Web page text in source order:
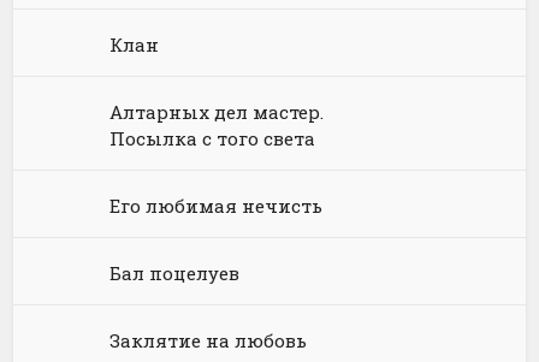
Языкознание
Социальная фантастика
Ужасы и Мистика
Клан
Алтарных дел мастер.
Посылка с того света
Его любимая нечисть
Бал поцелуев
Заклятие на любовь